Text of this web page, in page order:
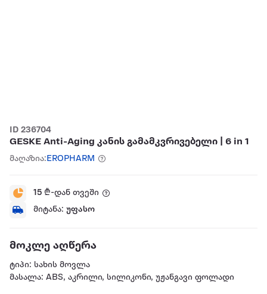
ID 236704
GESKE Anti-Aging კანის გამამკვრივებელი | 6 in 1
მაღაზია: EROPHARM
15 ₾-დან თვეში
მიტანა: უფასო
მოკლე აღწერა
ტიპი: სახის მოვლა
მასალა: ABS, აკრილი, სილიკონი, უჟანგავი ფოლადი